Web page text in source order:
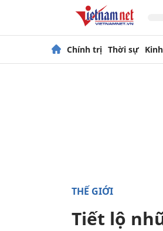
Chính trị Thời sự
THẾ GIỚI
Tiết lộ